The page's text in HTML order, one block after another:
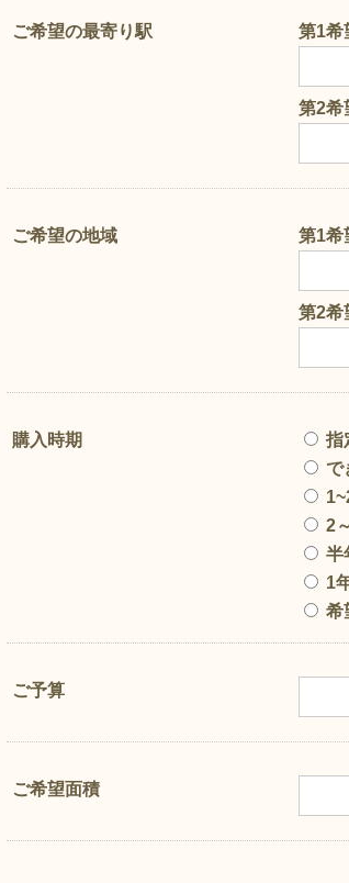
ご希望の最寄り駅 第1希
第2希
ご希望の地域 第1希
第2希
購入時期
指
で
2
半
1
希
ご予算
ご希望面積